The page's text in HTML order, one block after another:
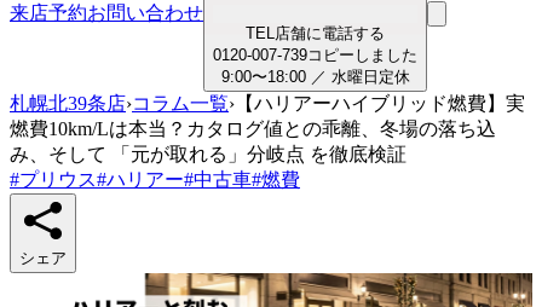
来店予約お問い合わせ
TEL 店舗に電話する
01 20-007-739コピーしました
9:00〜18:00／ 水曜日 定休
札幌北39条店›コラム一覧› 【ハリアーハイブリッド燃費】実
燃費10km/Lは本当？カタログ値との乖離、冬場の落ち込
み、そして 「元が取れる」分岐点 を徹底検証
#プリウス#ハリアー#中古車#燃費
シェア